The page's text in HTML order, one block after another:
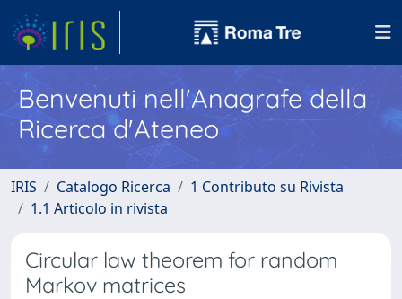
Benvenuti nell'Anagrafe della
Ricerca d'Ateneo
IRIS Catalogo Ricerca
1 Contributo su Rivista
1.1 Articolo in rivista
Circular law theorem for random
Markov matrices